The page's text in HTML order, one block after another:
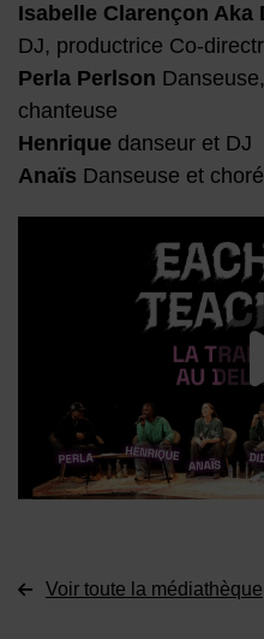
Isabelle Clarençon Aka
DJ, productrice Co-
Perla Perlson
chanteuse
Henrique danseur et DJ
Anaïs Danseuse et
Voir toute la médiathèque